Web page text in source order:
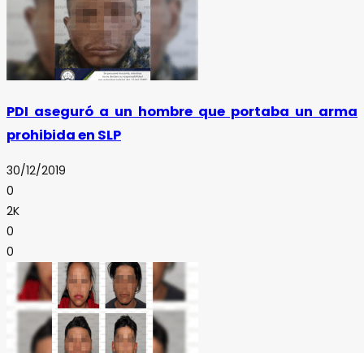
PDI aseguró a un hombre que portaba un arma
prohibida en SLP
30/12/2019
0
2K
0
0